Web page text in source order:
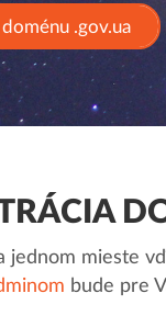
.gov.ua
jednom mieste
bude pre